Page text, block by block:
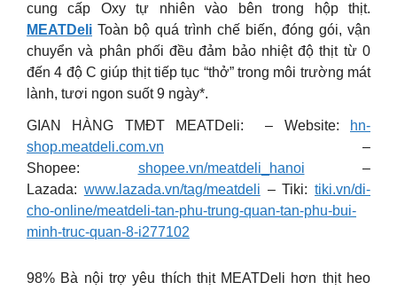
cung cấp Oxy tự nhiên vào bên trong hộp thịt.
MEATDeli Toàn bộ quá trình chế biến, đóng gói, vận
chuyển và phân phối đều đảm bảo nhiệt độ thịt từ 0
đến 4 độ C giúp thịt tiếp tục “thở” trong môi trường mát
lành, tươi ngon suốt 9 ngày*.
GIAN HÀNG TMĐT MEATDeli: – Website:
hn-
shop.meatdeli.com.vn –
Shopee: shopee.vn/meatdeli_hanoi –
Lazada: www.lazada.vn/tag/meatdeli – Tiki: tiki.vn/di-
cho-online/meatdeli-tan-phu-trung-quan-tan-phu-bui-
minh-truc-quan-8-i277102
98% Bà nội trợ yêu thích thịt MEATDeli hơn thịt heo